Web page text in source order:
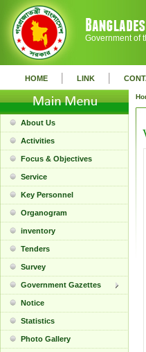
Government of
HOME | LINK |
About Us
Activities
Focus & Objectives
Service
Key Personnel
Organogram
inventory
Tenders
Survey
Government Gazettes
Notice
Statistics
Photo Gallery